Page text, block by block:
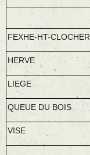
FEXHE-HT-CLOCHER
HERVE
LIEGE
QUEUE DU BOIS
VISE